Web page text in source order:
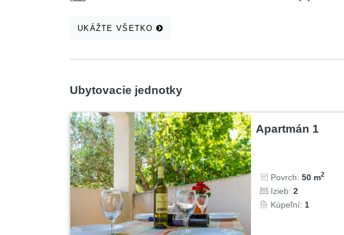
UKÁŽTE VŠETKO
Ubytovacie jednotky
Apartmán 1
Povrch:50 m2
Izieb:2
Kúpeľní: 1